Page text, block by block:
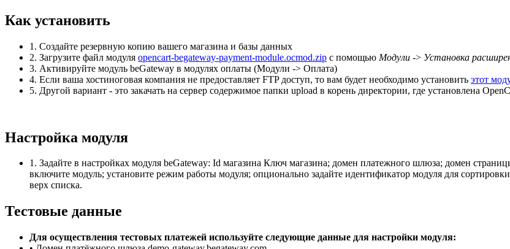
Как установить
1. Создайте резервную копию вашего магазина и базы данных
2. Загрузите файл модуля opencart-begateway-payment-module.ocmod.zip с помощью Модули -> Установка
3. Активируйте модуль beGateway в модулях оплаты (Модули -> Оплата)
4. Если ваша хостиноговая компания не предоставляет FTP доступ, то вам будет необходимо установить этот
5. Другой вариант - это закачать на сервер содержимое папки upload в корень директории, где установлена
Настройка модуля
1. Задайте в настройках модуля beGateway: Id магазина Ключ магазина; домен платежного шлюза; домен
включите модуль; установите режим работы модуля; опционально задайте идентификатор модуля для
верх списка.
Тестовые данные
Для осуществления тестовых платежей используйте следующие данные для настройки модуля: